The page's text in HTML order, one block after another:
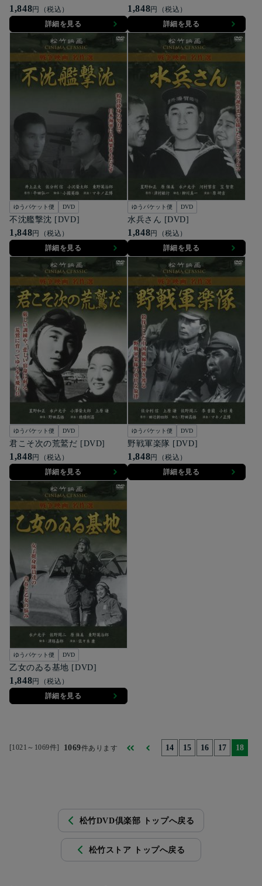
1,848円（税込）
詳細を見る
1,848円（税込）
詳細を見る
ゆうパケット便 DVD
不沈艦撃沈 [DVD]
1,848円（税込）
詳細を見る
ゆうパケット便 DVD
水兵さん [DVD]
1,848円（税込）
詳細を見る
ゆうパケット便 DVD
君こそ次の荒鷲だ [DVD]
1,848円（税込）
詳細を見る
ゆうパケット便 DVD
野戦軍楽隊 [DVD]
1,848円（税込）
詳細を見る
ゆうパケット便 DVD
乙女のゐる基地 [DVD]
1,848円（税込）
詳細を見る
[1021～1069件] 1069件あります 14 15 16 17 18
松竹DVD倶楽部 トップへ戻る
松竹ストア トップへ戻る